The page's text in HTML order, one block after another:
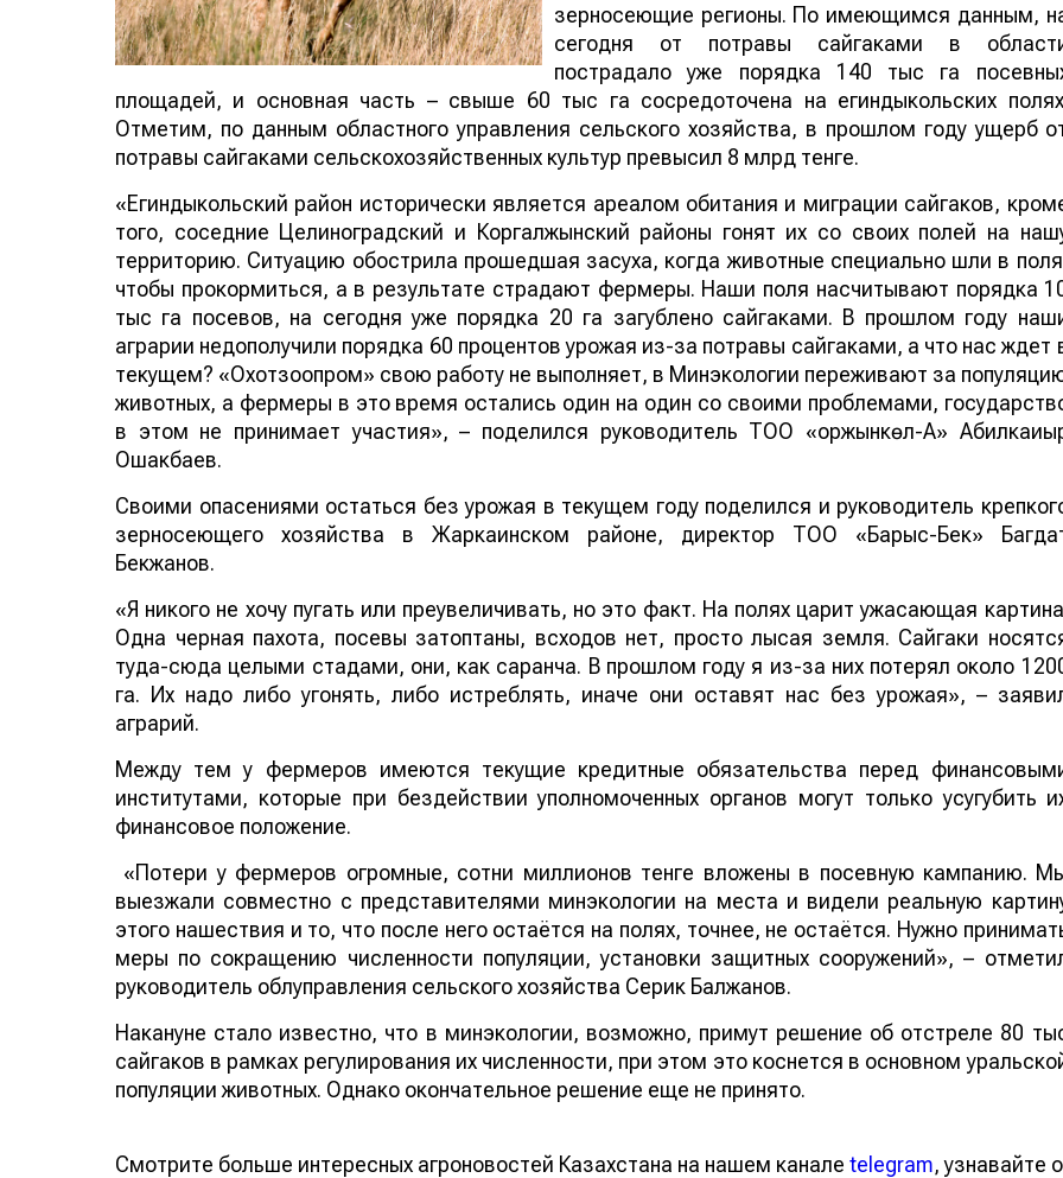
зерносеющие регионы. По имеющимся данным,
сегодня от потравы сайгаками в
пострадало уже порядка 140 тыс га
площадей, и основная часть – свыше 60 тыс га сосредоточена на егиндыкольских
Отметим, по данным областного управления сельского хозяйства, в прошлом году ущерб
потравы сайгаками сельскохозяйственных культур превысил 8 млрд тенге.
«Егиндыкольский район исторически является ареалом обитания и миграции сайгаков,
того, соседние Целиноградский и Коргалжынский районы гонят их со своих полей на
территорию. Ситуацию обострила прошедшая засуха, когда животные специально шли в
чтобы прокормиться, а в результате страдают фермеры. Наши поля насчитывают порядка
тыс га посевов, на сегодня уже порядка 20 га загублено сайгаками. В прошлом году
аграрии недополучили порядка 60 процентов урожая из-за потравы сайгаками, а что нас ждет
текущем? «Охотзоопром» свою работу не выполняет, в Минэкологии переживают за
животных, а фермеры в это время остались один на один со своими проблемами,
в этом не принимает участия», – поделился руководитель ТОО «Қоржынкөл-А»
Ошакбаев.
Своими опасениями остаться без урожая в текущем году поделился и руководитель
зерносеющего хозяйства в Жаркаинском районе, директор ТОО «Барыс-Бек»
Бекжанов.
«Я никого не хочу пугать или преувеличивать, но это факт. На полях царит ужасающая
Одна черная пахота, посевы затоптаны, всходов нет, просто лысая земля. Сайгаки
туда-сюда целыми стадами, они, как саранча. В прошлом году я из-за них потерял около
га. Их надо либо угонять, либо истреблять, иначе они оставят нас без урожая», –
аграрий.
Между тем у фермеров имеются текущие кредитные обязательства перед
институтами, которые при бездействии уполномоченных органов могут только усугубить
финансовое положение.
«Потери у фермеров огромные, сотни миллионов тенге вложены в посевную кампанию.
выезжали совместно с представителями минэкологии на места и видели реальную
этого нашествия и то, что после него остаётся на полях, точнее, не остаётся. Нужно
меры по сокращению численности популяции, установки защитных сооружений», –
руководитель облуправления сельского хозяйства Серик Балжанов.
Накануне стало известно, что в минэкологии, возможно, примут решение об отстреле 80
сайгаков в рамках регулирования их численности, при этом это коснется в основном
популяции животных. Однако окончательное решение еще не принято.
Смотрите больше интересных агроновостей Казахстана на нашем канале telegram, узнавайте о